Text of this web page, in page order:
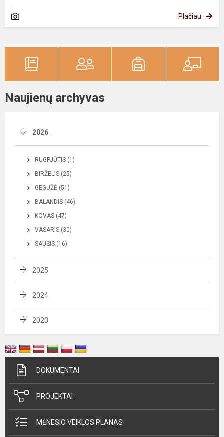
Plačiau
Naujienų archyvas
2026
RUGPJŪTIS (1)
BIRŽELIS (25)
GEGUŽĖ (51)
BALANDIS (46)
KOVAS (47)
VASARIS (30)
SAUSIS (16)
2025
2024
2023
DOKUMENTAI
PROJEKTAI
MĖNESIO VEIKLOS PLANAS